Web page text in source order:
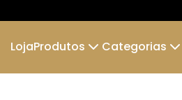
LojaProdutos
Camiseta
Categorias